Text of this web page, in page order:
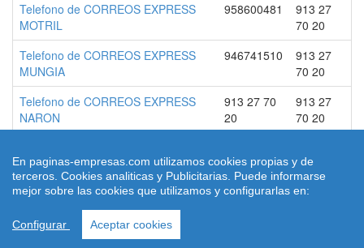
Telefono de CORREOS EXPRESS
MOTRIL
958600481
913 27
70 20
Telefono de CORREOS EXPRESS
MUNGIA
946741510
913 27
70 20
Telefono de CORREOS EXPRESS
NARON
913 27 70
20
913 27
70 20
© 2026 paginas-empresas.com
Cookies
En paginas-empresas.com utilizamos cookies propias y de
terceros. Cookies analiticas y Publicitarias. Puede informarse
mejor sobre las cookies que utilizamos y configurarlas en:
Configurar Aceptar cookies